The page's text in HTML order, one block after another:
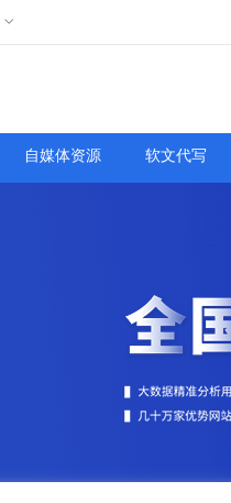
自媒体资源 软文代写